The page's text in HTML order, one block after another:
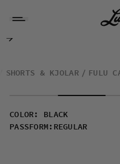
Fulu Cargo Stretch Hybrid
SHORTS & KJOLAR FULU
COLOR :
BLACK
PASSFORM : REGULAR